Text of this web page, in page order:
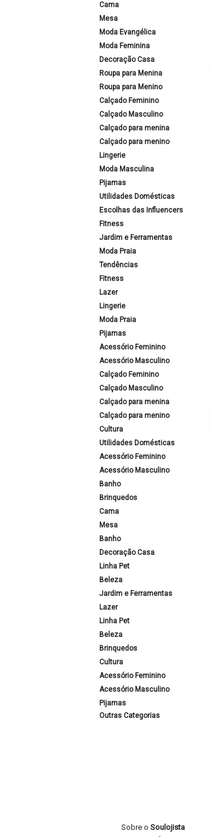
Cama
Mesa
Moda Evangélica
Moda Feminina
Decoração Casa
Roupa para Menina
Roupa para Menino
Calçado Feminino
Calçado Masculino
Calçado para menina
Calçado para menino
Lingerie
Moda Masculina
Pijamas
Utilidades Domésticas
Escolhas das Influencers
Fitness
Jardim e Ferramentas
Moda Praia
Tendências
Fitness
Lazer
Lingerie
Moda Praia
Pijamas
Acessório Feminino
Acessório Masculino
Calçado Feminino
Calçado Masculino
Calçado para menina
Calçado para menino
Cultura
Utilidades Domésticas
Acessório Feminino
Acessório Masculino
Banho
Brinquedos
Cama
Mesa
Banho
Decoração Casa
Linha Pet
Beleza
Jardim e Ferramentas
Lazer
Linha Pet
Beleza
Brinquedos
Cultura
Acessório Feminino
Acessório Masculino
Pijamas
Outras Categorias
Sobre o Soulojista